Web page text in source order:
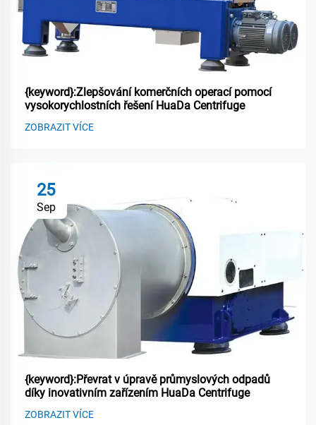
{keyword}:Zlepšování komerčních operací pomocí
vysokorychlostních řešení HuaDa Centrifuge
ZOBRAZIT VÍCE
25
Sep
{keyword}:Převrat v úpravě průmyslových odpadů
díky inovativním zařízením HuaDa Centrifuge
ZOBRAZIT VÍCE